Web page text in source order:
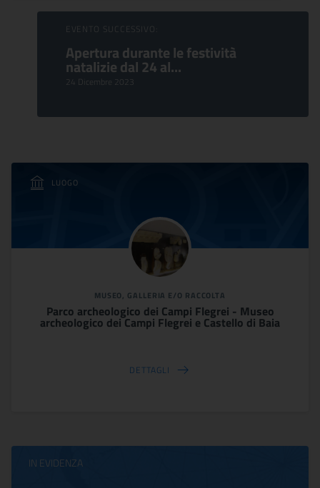
EVENTO SUCCESSIVO:
Apertura durante le festività
natalizie dal 24 al...
24 Dicembre 2023
LUOGO
MUSEO, GALLERIA E/O RACCOLTA
Parco archeologico dei Campi Flegrei - Museo
archeologico dei Campi Flegrei e Castello di Baia
DETTAGLI
IN EVIDENZA